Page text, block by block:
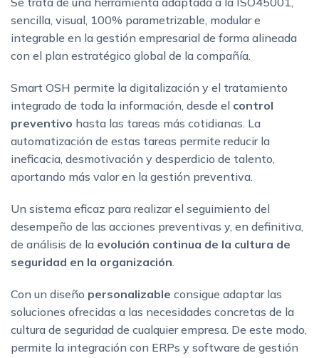
sencilla, visual, 100% parametrizable, modular e
integrable en la gestión empresarial de forma alineada
con el plan estratégico global de la compañía.
Smart OSH permite la digitalización y el tratamiento
integrado de toda la información, desde el control
preventivo hasta las tareas más cotidianas. La
automatización de estas tareas permite reducir la
ineficacia, desmotivación y desperdicio de talento,
aportando más valor en la gestión preventiva.
Un sistema eficaz para realizar el seguimiento del
desempeño de las acciones preventivas y, en definitiva,
de análisis de la evolución continua de la cultura de
seguridad en la organización
Con un diseño personalizable consigue adaptar las
soluciones ofrecidas a las necesidades concretas de la
cultura de seguridad de cualquier empresa. De este modo,
permite la integración con ERPs y software de gestión